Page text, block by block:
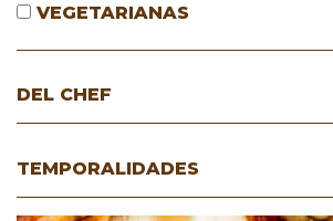
VEGETARIANAS
DEL CHEF
TEMPORALIDADES